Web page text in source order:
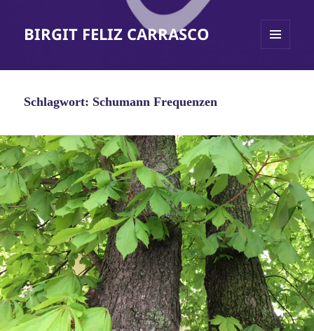
BIRGIT FELIZ CARRASCO
Schlagwort: Schumann Frequenzen